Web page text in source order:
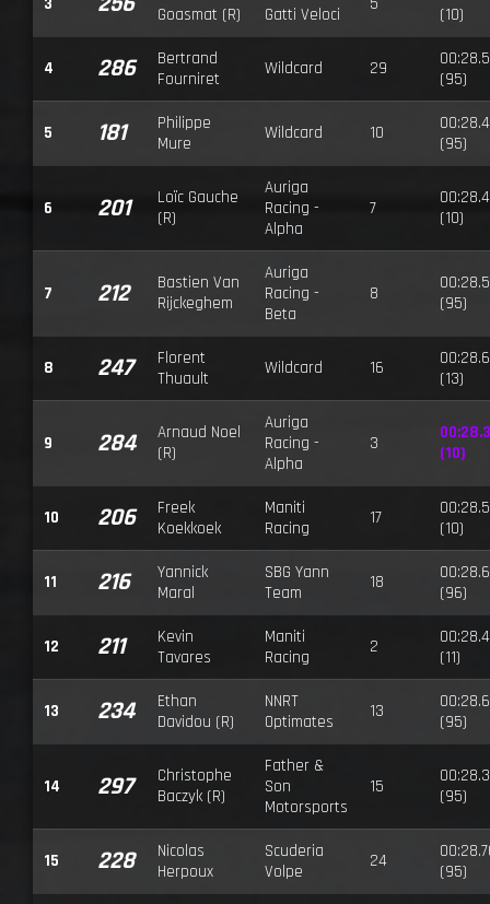
Goasmat (R)
Gatti Veloci
(10)
4 286
Bertrand
Fourniret
Wildcard 29
(95)
5 181
Philippe
Mure
Wildcard 10
(95)
6 201
Loïc Gauche
(R)
Auriga
Racing -
Alpha
7
(10)
7 212
Bastien Van
Rijckeghem
Auriga
Racing -
Beta
8
(95)
8 247
Florent
Thuault
Wildcard 16
(13)
9 284
Arnaud Noel
(R)
Auriga
Racing -
Alpha
3
(10)
10 206
Freek
Koekkoek
Maniti
Racing
17
(10)
11 216
Yannick
Maral
SBG Yann
Team
18
(96)
12 211
Kevin
Tavares
Maniti
Racing
2
(11)
13 234
Ethan
Davidou (R)
NNRT
Optimates
13
(95)
14 297
Christophe
Baczyk (R)
Father &
Son
Motorsports
15
(95)
15 228
Nicolas
Herpoux
Scuderia
Volpe
24
(95)